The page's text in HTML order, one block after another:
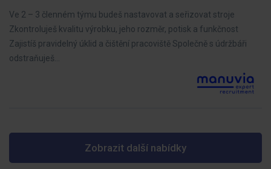
Ve 2 – 3 členném týmu budeš nastavovat a seřizovat stroje
Zkontroluješ kvalitu výrobku, jeho rozměr, potisk a funkčnost
Zajistíš pravidelný úklid a čištění pracoviště Společně s údržbáři
odstraňuješ…
Zobrazit další nabídky